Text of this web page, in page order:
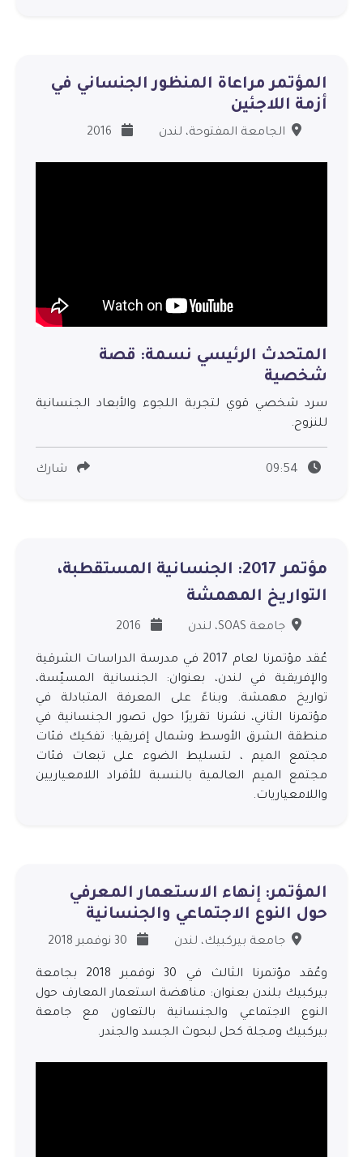
المؤتمر مراعاة المنظور الجنساني في
أزمة اللاجئين
الجامعة المفتوحة، لندن
المتحدث الرئيسي نسمة: قصة
شخصية
سرد شخصي قوي لتجربة اللجوء والأبعاد الجنسانية
للنزوح.
شارك
مؤتمر 2017: الجنسانية المستقطبة،
التواريخ المهمشة
جامعة SOAS، لندن
عُقد مؤتمرنا لعام 2017 في مدرسة الدراسات الشرقية
والإفريقية في لندن، بعنوان: الجنسانية المسيّسة،
تواريخ مهمشة. وبناءً على المعرفة المتبادلة في
مؤتمرنا الثاني، نشرنا تقريرًا حول تصور الجنسانية في
منطقة الشرق الأوسط وشمال إفريقيا: تفكيك فئات
مجتمع الميم ، لتسليط الضوء على تبعات فئات
مجتمع الميم العالمية بالنسبة للأفراد اللامعياريين
واللامعياريات.
المؤتمر: إنهاء الاستعمار المعرفي
حول النوع الاجتماعي والجنسانية
جامعة بيركبيك، لندن
وعُقد مؤتمرنا الثالث في 30 نوفمبر 2018 بجامعة
بيركبيك بلندن بعنوان: مناهضة استعمار المعارف حول
النوع الاجتماعي والجنسانية بالتعاون مع جامعة
بيركبيك ومجلة كحل لبحوث الجسد والجندر.